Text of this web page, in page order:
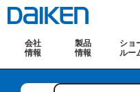
会社
情報
製品
情報
ショ
ルー